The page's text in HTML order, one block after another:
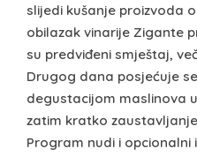
slijedi kušanje proizvoda
obilazak vinarije Zigante
su predviđeni smještaj,
Drugog dana posjećuje
degustacijom maslinova
zatim kratko
Program nudi i opcionalni